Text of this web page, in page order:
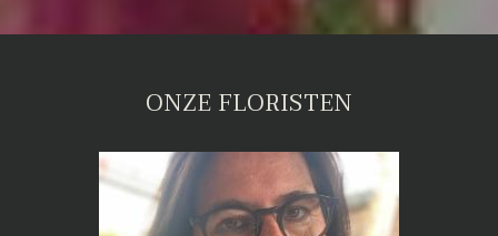
ONZE FLORISTEN